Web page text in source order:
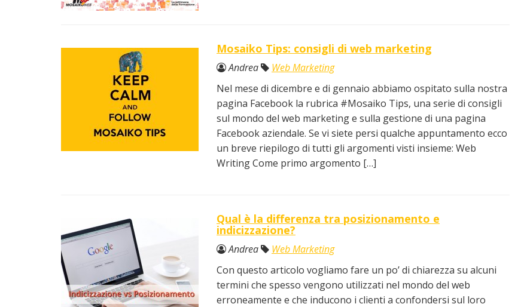
Mosaiko Tips: consigli di web marketing
Andrea
Web Marketing
Nel mese di dicembre e di gennaio abbiamo ospitato sulla nostra
pagina Facebook la rubrica #Mosaiko Tips, una serie di consigli
sul mondo del web marketing e sulla gestione di una pagina
Facebook aziendale. Se vi siete persi qualche appuntamento ecco
un breve riepilogo di tutti gli argomenti visti insieme: Web
Writing Come primo argomento […]
Qual è la differenza tra posizionamento e
indicizzazione?
Andrea
Web Marketing
Con questo articolo vogliamo fare un po’ di chiarezza su alcuni
termini che spesso vengono utilizzati nel mondo del web
erroneamente e che inducono i clienti a confondersi sul loro